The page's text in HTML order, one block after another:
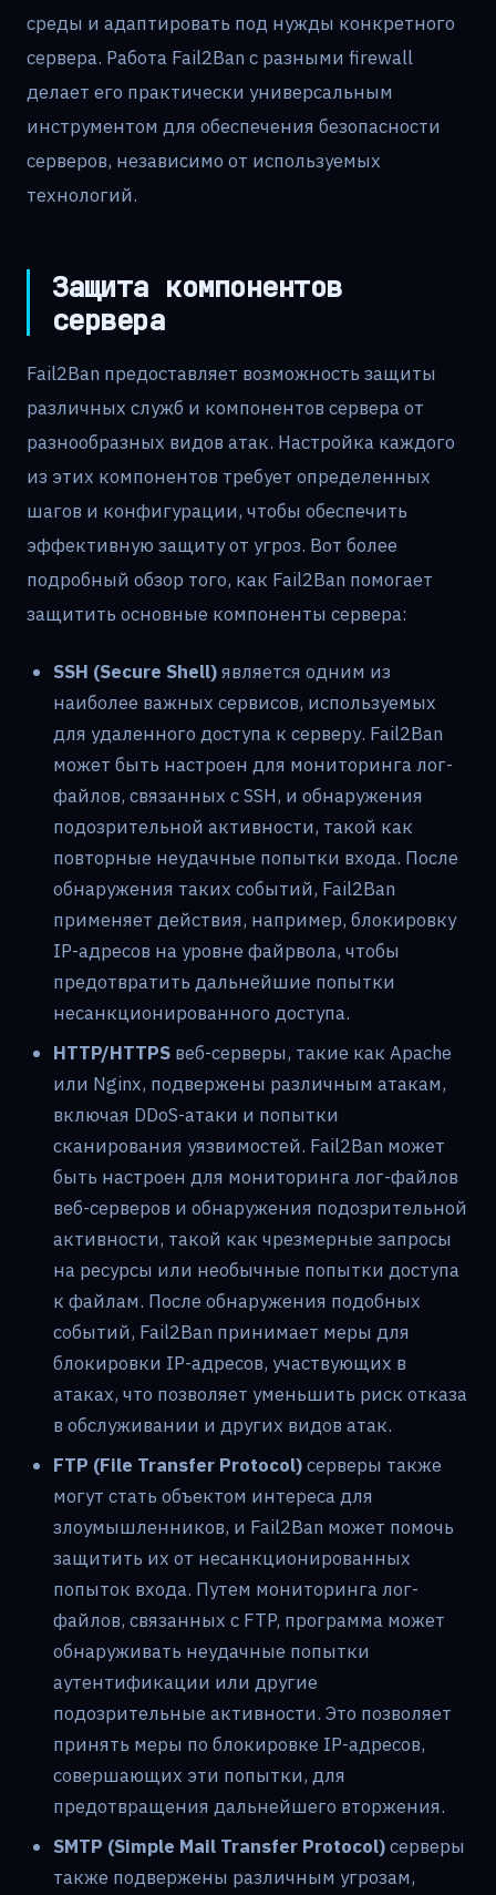
среды и адаптировать под нужды конкретного
сервера. Работа Fail2Ban с разными firewall
делает его практически универсальным
инструментом для обеспечения безопасности
серверов, независимо от используемых
технологий.
Защита компонентов
сервера
Fail2Ban предоставляет возможность защиты
различных служб и компонентов сервера от
разнообразных видов атак. Настройка каждого
из этих компонентов требует определенных
шагов и конфигурации, чтобы обеспечить
эффективную защиту от угроз. Вот более
подробный обзор того, как Fail2Ban помогает
защитить основные компоненты сервера:
SSH (Secure Shell)является одним из
наиболее важных сервисов, используемых
для удаленного доступа к серверу. Fail2Ban
может быть настроен для мониторинга лог-
файлов, связанных с SSH, и обнаружения
подозрительной активности, такой как
повторные неудачные попытки входа. После
обнаружения таких событий, Fail2Ban
применяет действия, например, блокировку
IP-адресов на уровне файрвола, чтобы
предотвратить дальнейшие попытки
несанкционированного доступа.
HTTP/HTTPS веб-серверы, такие как Apache
или Nginx, подвержены различным атакам,
включая DDoS-атаки и попытки
сканирования уязвимостей. Fail2Ban может
быть настроен для мониторинга лог-файлов
веб-серверов и обнаружения подозрительной
активности, такой как чрезмерные запросы
на ресурсы или необычные попытки доступа
к файлам. После обнаружения подобных
событий, Fail2Ban принимает меры для
блокировки IP-адресов, участвующих в
атаках, что позволяет уменьшить риск отказа
в обслуживании и других видов атак.
FTP (File Transfer Protocol)серверы также
могут стать объектом интереса для
злоумышленников, и Fail2Ban может помочь
защитить их от несанкционированных
попыток входа. Путем мониторинга лог-
файлов, связанных с FTP, программа может
обнаруживать неудачные попытки
аутентификации или другие
подозрительные активности. Это позволяет
принять меры по блокировке IP-адресов,
совершающих эти попытки, для
предотвращения дальнейшего вторжения.
SMTP (Simple Mail Transfer Protocol)серверы
также подвержены различным угрозам,